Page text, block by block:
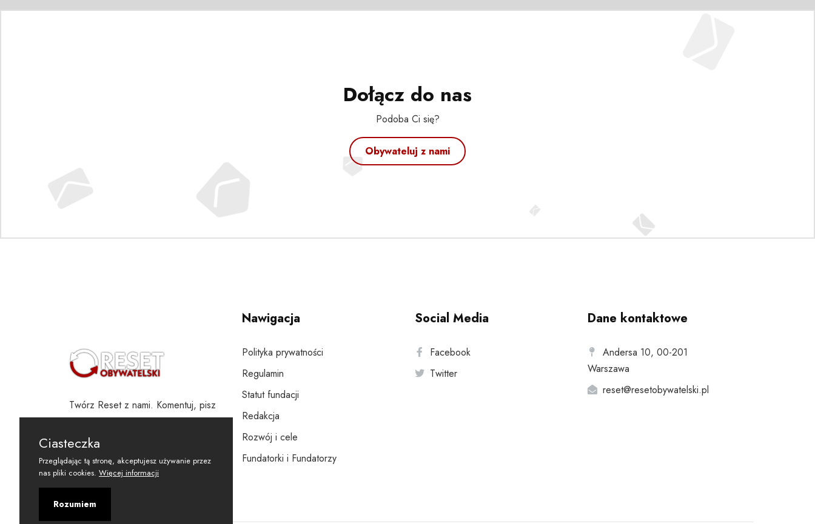
Dołącz do nas
Podoba Ci się?
Obywateluj z nami
Twórz Reset z nami. Komentuj, pisz
i wspieraj
Nawigacja
Polityka prywatności
Regulamin
Statut fundacji
Redakcja
Rozwój i cele
Fundatorki i Fundatorzy
Social Media
Facebook
Twitter
Dane kontaktowe
Andersa 10, 00-201
Warszawa
reset@resetobywatelski.pl
Ciasteczka
Przeglądając tą stronę, akceptujesz używanie przez
nas pliki cookies. Więcej informacji
Rozumiem